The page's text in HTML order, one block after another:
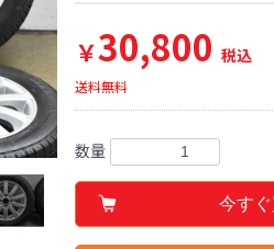
￥30,800 税込
送料無料
数量
今すぐ